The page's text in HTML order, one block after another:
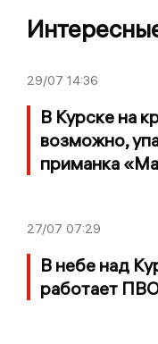
29/07 14:36
В Курске на
возможно,
приманка
27/07 07:29
В небе над
работает